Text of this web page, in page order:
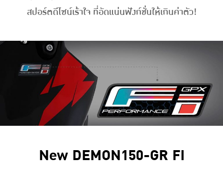
สปอร์ตดีไซน์เร้าใจ ที่อัดแน่นฟังก์ชั่นให้เกินค่าตัว!
New DEMON150-GR FI